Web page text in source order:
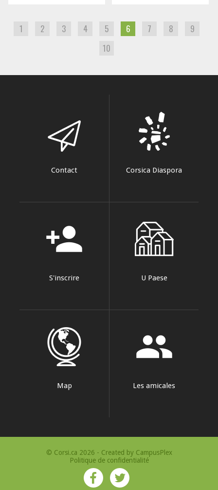
1 2 3 4 5 6 7 8
9
10
Contact Corsica Diaspora
person_add
S'inscrire U Paese
Map
group
Les amicales
© Corsi.ca 2026 - Created by CampusPlex
Politique de confidentialité